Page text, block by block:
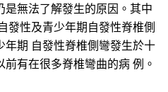
無法了解發生的原因。其中
發性及青少年期自發性脊椎側
期 自發性脊椎側彎發生於十
有在很多脊椎彎曲的病 例。